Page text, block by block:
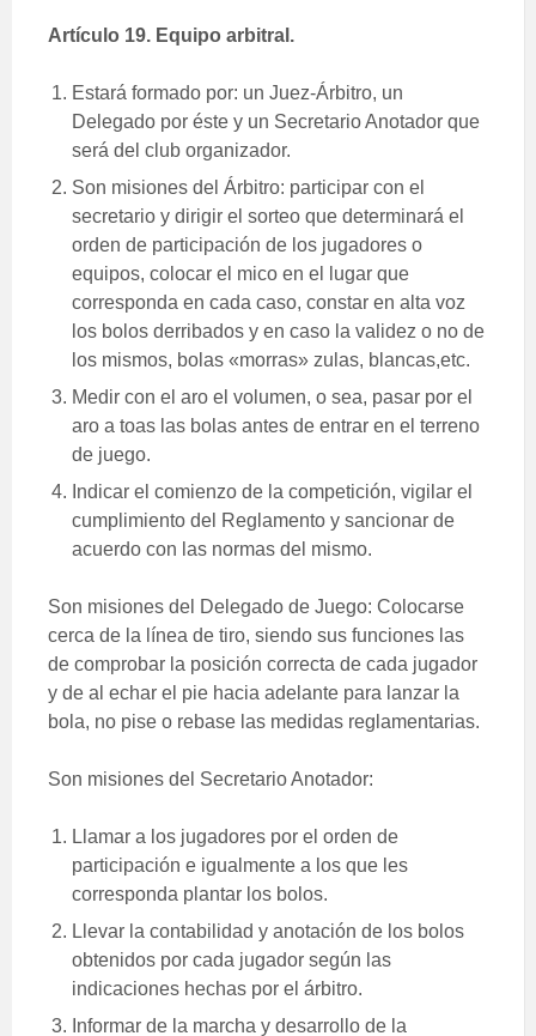
Artículo 19. Equipo arbitral.
Estará formado por: un Juez-Árbitro, un
Delegado por éste y un Secretario Anotador que
será del club organizador.
Son misiones del Árbitro: participar con el
secretario y dirigir el sorteo que determinará el
orden de participación de los jugadores o
equipos, colocar el mico en el lugar que
corresponda en cada caso, constar en alta voz
los bolos derribados y en caso la validez o no de
los mismos, bolas «morras» zulas, blancas,etc.
Medir con el aro el volumen, o sea, pasar por el
aro a toas las bolas antes de entrar en el terreno
de juego.
Indicar el comienzo de la competición, vigilar el
cumplimiento del Reglamento y sancionar de
acuerdo con las normas del mismo.
Son misiones del Delegado de Juego: Colocarse
cerca de la línea de tiro, siendo sus funciones las
de comprobar la posición correcta de cada jugador
y de al echar el pie hacia adelante para lanzar la
bola, no pise o rebase las medidas reglamentarias.
Son misiones del Secretario Anotador:
Llamar a los jugadores por el orden de
participación e igualmente a los que les
corresponda plantar los bolos.
Llevar la contabilidad y anotación de los bolos
obtenidos por cada jugador según las
indicaciones hechas por el árbitro.
Informar de la marcha y desarrollo de la